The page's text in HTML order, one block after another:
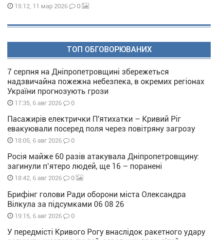
15:12, 11 мар 2026 0
ТОП ОБГОВОРЮВАНИХ
7 серпня на Дніпропетровщині збережеться
надзвичайна пожежна небезпека, в окремих регіонах
України прогнозують грози
17:35, 6 авг 2026 0
Пасажирів електрички П'ятихатки – Кривий Ріг
евакуювали посеред поля через повітряну загрозу
18:05, 6 авг 2026 0
Росія майже 60 разів атакувала Дніпропетровщину:
загинули п’ятеро людей, ще 16 – поранені
18:42, 6 авг 2026 0
Брифінг голови Ради оборони міста Олександра
Вілкула за підсумками 06 08 26
19:15, 6 авг 2026 0
У передмісті Кривого Рогу внаслідок ракетного удару